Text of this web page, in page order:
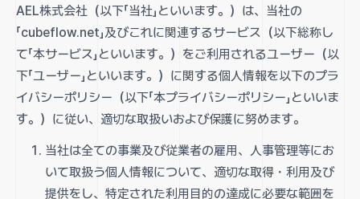
AEL株式会社（以下「当社」といいます。）は、当社の
「cubeflow.net」及びこれに関連するサービス（以下総称し
て「本サービス」といいます。）をご利用されるユーザー（以
下「ユーザー」といいます。）に関する個人情報を以下のプラ
イバシーポリシー（以下「本プライバシーポリシー」といいま
す。）に従い、適切な取扱いおよび保護に努めます。
当社は全ての事業及び従業者の雇用、人事管理等にお
いて取扱う個人情報について、適切な取得・利用及び
提供をし、特定された利用目的の達成に必要な範囲を